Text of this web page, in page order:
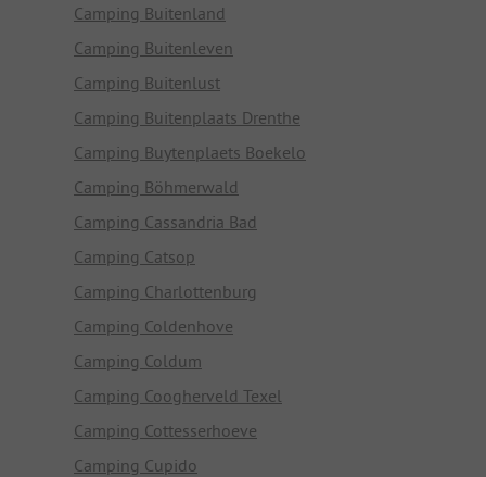
Camping Buitenland
Camping Buitenleven
Camping Buitenlust
Camping Buitenplaats Drenthe
Camping Buytenplaets Boekelo
Camping Böhmerwald
Camping Cassandria Bad
Camping Catsop
Camping Charlottenburg
Camping Coldenhove
Camping Coldum
Camping Coogherveld Texel
Camping Cottesserhoeve
Camping Cupido